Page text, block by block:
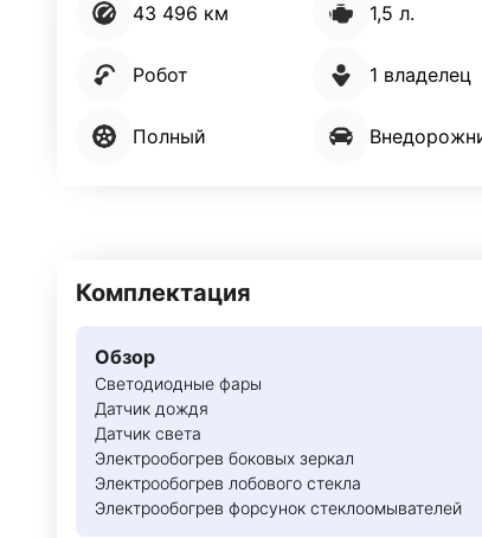
43 496 км 1,5 л.
Робот 1 владелец
Полный
Комплектация
Обзор
Светодиодные фары
Датчик дождя
Датчик света
Электрообогрев боковых зеркал
Электрообогрев лобового стекла
Электрообогрев форсунок стеклоомывателей